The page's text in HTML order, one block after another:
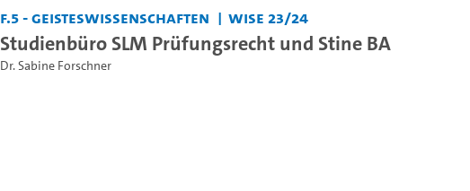
F.5 - Geisteswissenschaften WiSe 23/24
Studienbüro SLM Prüfungsrecht und Stine BA
Dr. Sabine Forschner